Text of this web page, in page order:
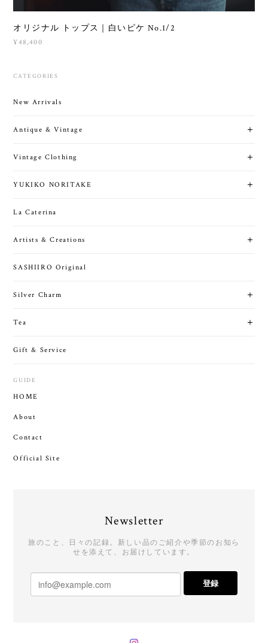
オリジナル トップス｜白いピケ No.1/2
¥48,400
CATEGORIES
New Arrivals
Antique & Vintage
Vintage Clothing
YUKIKO NORITAKE
La Caterina
Artists & Creations
SASHIIRO Original
Silver Charm
Tea
Gift & Service
GUIDE
HOME
About
Contact
Official Site
Newsletter
旅のこと、日々の記録。新しい品のご紹介や季節のお知ら
せを添えて、お届けしています。
登録